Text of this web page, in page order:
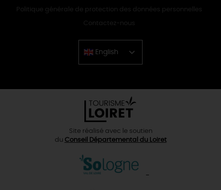
Politique générale de protection des données personnelles
Contactez-nous
English
Chinese
Site réalisé avec le soutien
du Conseil Départemental du Loiret